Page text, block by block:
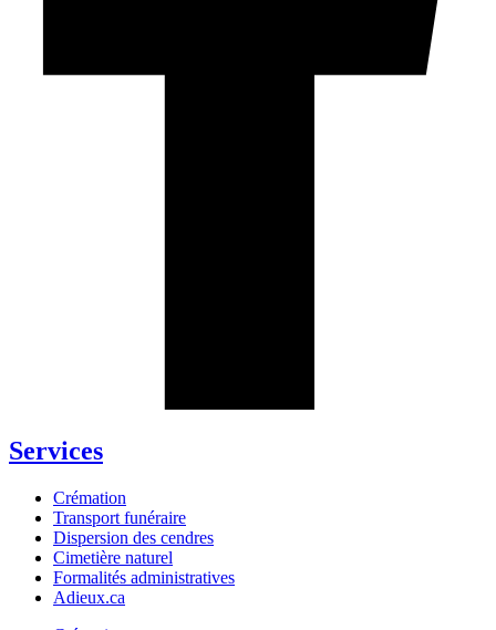
Services
Crémation
Transport funéraire
Dispersion des cendres
Cimetière naturel
Formalités administratives
Adieux.ca